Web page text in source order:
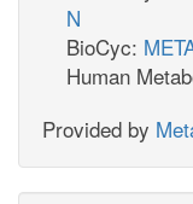
N
BioCyc:
Human
Provided by